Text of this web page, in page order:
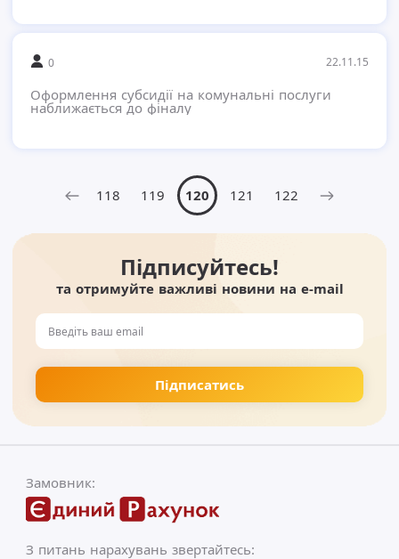
0 22.11.15
Оформлення субсидії на комунальні послуги
наближається до фіналу
118 119 120 121 122
Підписуйтесь!
та отримуйте важливі новини на e-mail
Замовник:
З питань нарахувань звертайтесь: